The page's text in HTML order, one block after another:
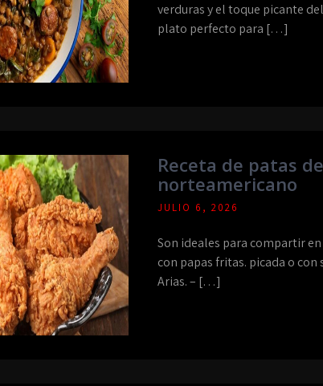
verduras y el toque picante
plato perfecto para […]
Receta de patas
norteamericano
JULIO 6, 2026
Son ideales para compartir
con papas fritas. picada o con
Arias. – […]